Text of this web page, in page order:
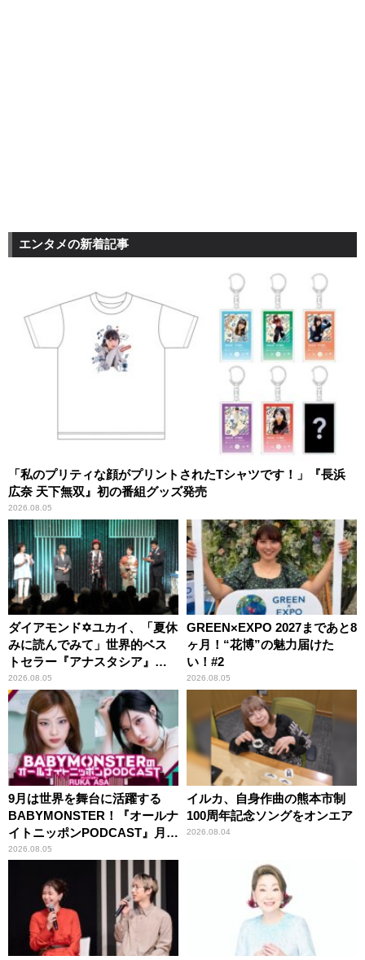
エンタメの新着記事
「私のプリティな顔がプリントされたTシャツです！」『長浜
広奈 天下無双』初の番組グッズ発売
2026.08.05
ダイアモンド✡ユカイ、「夏休
みに読んでみて」世界的ベス
トセラー『アナスタシア』を
紹介
2026.08.05
GREEN×EXPO 2027まであと8
ヶ月！“花博”の魅力届けた
い！#2
2026.08.05
9月は世界を舞台に活躍する
BABYMONSTER！『オールナ
イトニッポンPODCAST』月替
わりパーソナリティ
2026.08.05
イルカ、自身作曲の熊本市制
100周年記念ソングをオンエア
2026.08.04